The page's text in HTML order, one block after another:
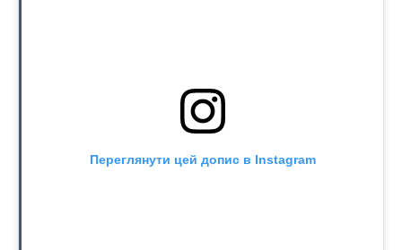
Переглянути цей допис в Instagram